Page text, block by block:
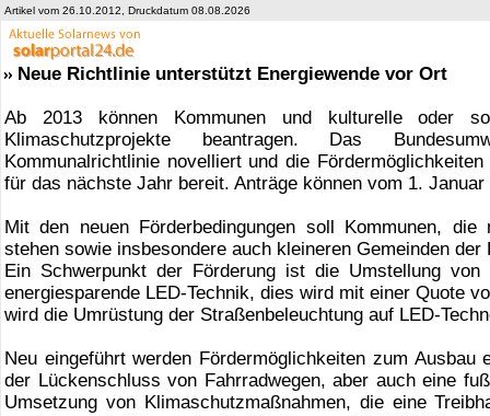
Artikel vom 26.10.2012, Druckdatum 08.08.2026
Neue Richtlinie unterstützt Energiewende vor Ort
Ab 2013 können Kommunen und kulturelle oder
Klimaschutzprojekte beantragen. Das
Kommunalrichtlinie novelliert und die
für das nächste Jahr bereit. Anträge können vom 1.
Mit den neuen Förderbedingungen soll Kommunen,
stehen sowie insbesondere auch kleineren Gemeinden
Ein Schwerpunkt der Förderung ist die Umstellung von
energiesparende LED-Technik, dies wird mit einer Quote
wird die Umrüstung der Straßenbeleuchtung auf LED-
Neu eingeführt werden Fördermöglichkeiten zum
der Lückenschluss von Fahrradwegen, aber auch eine
Umsetzung von Klimaschutzmaßnahmen, die eine